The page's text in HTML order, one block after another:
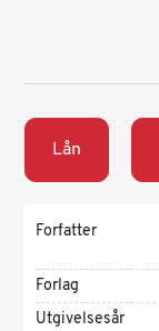
Lån
Forfatter
Forlag
Utgivelsesår